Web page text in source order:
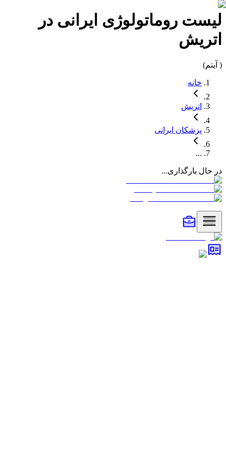
لیست روماتولوژی ایرانی در
اتریش
( آیتم)
خانه
اتریش
پزشکان ایرانی
...
در حال بارگذاری...